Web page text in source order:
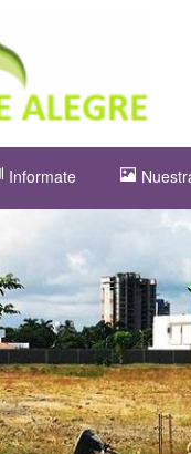
Informate